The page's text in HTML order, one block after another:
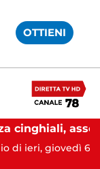
OTTIENI
Emergenza cinghiali, assessora Serluca: “Al via il Tavolo tecnico permanente della Regione Campania”
ieri, giovedì 6